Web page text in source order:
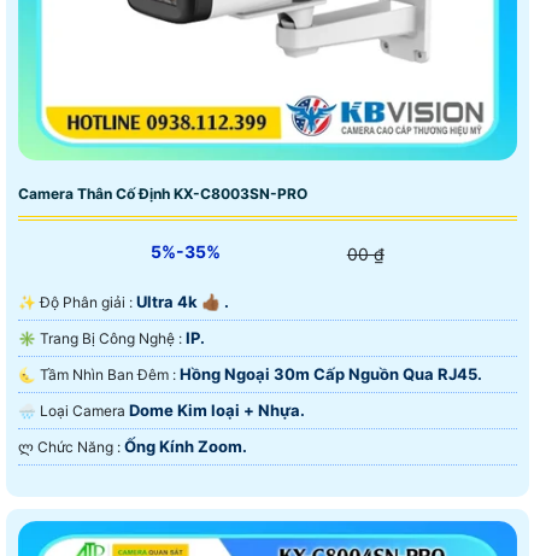
Camera Thân Cố Định KX-C8003SN-PRO
5%-35% 00 ₫
✨ Độ Phân giải : Ultra 4k 👍🏾 .
✳️ Trang Bị Công Nghệ : IP.
🌜 Tầm Nhìn Ban Đêm : Hồng Ngoại 30m Cấp Nguồn Qua RJ45.
🌧️ Loại Camera Dome Kim loại + Nhựa.
️ლ Chức Năng : Ống Kính Zoom.